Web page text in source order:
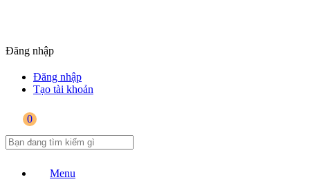
Đăng nhập
Đăng nhập
Tạo tài khoản
0
Menu